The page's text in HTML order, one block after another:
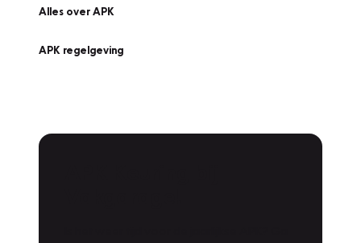
Alles over APK
APK regelgeving